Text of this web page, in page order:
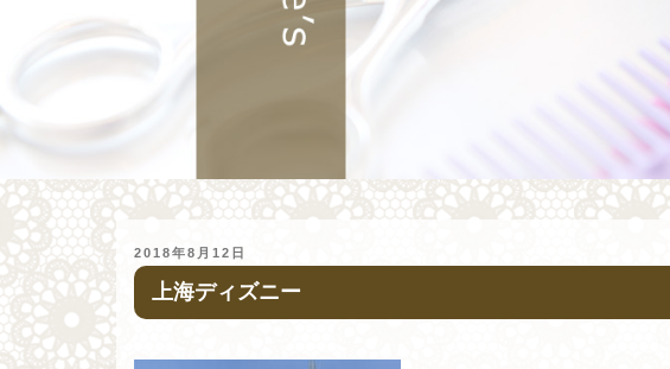
投
稿
2018年8月12日
上海ディズニー